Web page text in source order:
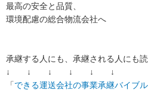
最高の安全と品質、
環境配慮の総合物流会社へ
承継する人にも、承継される人にも
↓ ↓ ↓ ↓ ↓ ↓
「 できる運送会社の事業承継バイブル